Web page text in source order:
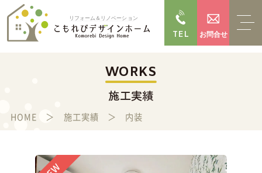
TEL お問合せ
WORKS
施工実績
HOME 施工実績 内装